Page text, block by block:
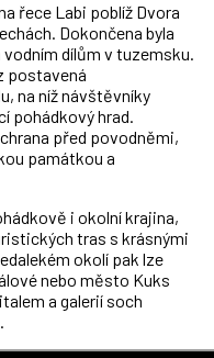
řece Labi poblíž Dvora
Dokončena byla
dílům v tuzemsku.
postavená
na níž návštěvníky
pohádkový hrad.
před povodněmi,
památkou a
i okolní krajina,
tras s krásnými
okolí pak lze
nebo město Kuks
a galerií soch